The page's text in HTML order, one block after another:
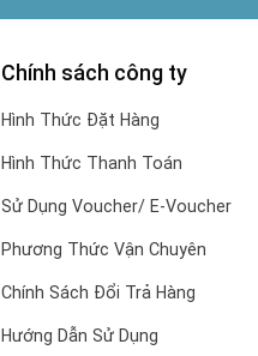
Chính sách công ty
Hình Thức Đặt Hàng
Hình Thức Thanh Toán
Sử Dụng Voucher/ E-Voucher
Phương Thức Vận Chuyên
Chính Sách Đổi Trả Hàng
Hướng Dẫn Sử Dụng